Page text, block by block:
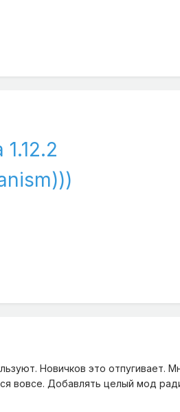
Новичков это отпугивает.
вовсе. Добавлять целый мод